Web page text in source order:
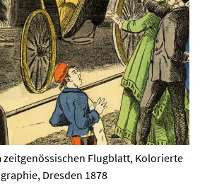
zeitgenössischen Flugblatt, Kolorierte
Dresden 1878